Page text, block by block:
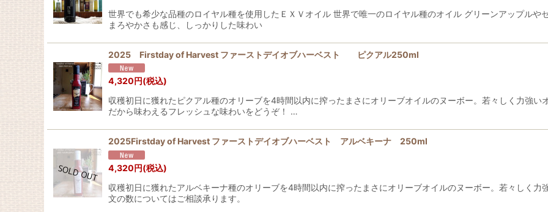
絞り込む
世界でも希少な品種のロイヤル種を使用したＥＸＶオイル 世界で唯一のロイヤル種のオイル グリーンアップルや
まろやかさも感じ、しっかりした味わい
2025 Firstday of Harvest ファーストデイオブハーベスト ピクアル250ml
4,320円(税込)
収穫初日に獲れたピクアル種のオリーブを4時間以内に搾ったまさにオリーブオイルのヌーボー。若々しく力強
だから味わえるフレッシュな味わいをどうぞ！ …
2025Firstday of Harvest ファーストデイオブハーベスト アルベキーナ 250ml
4,320円(税込)
収穫初日に獲れたアルベキーナ種のオリーブを4時間以内に搾ったまさにオリーブオイルのヌーボー。若々しく
文の数についてはご相談承ります。